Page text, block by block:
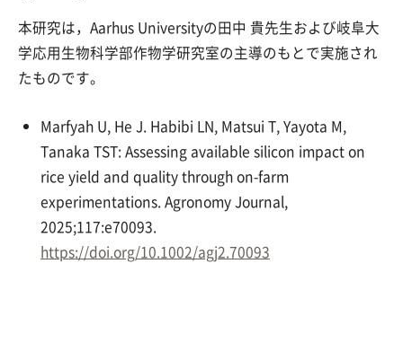
本研究は， Aarhus Universityの田中 貴先生および岐阜大
学応用生物科学部作物学研究室の主導のもとで実施され
たものです。
Marfyah U, He J. Habibi LN, Matsui T, Yayota M,
Tanaka TST: Assessing available silicon impact on
rice yield and quality through on-farm
experimentations. Agronomy Journal,
2025;117:e70093.
https://doi.org/10.1002/agj2.70093